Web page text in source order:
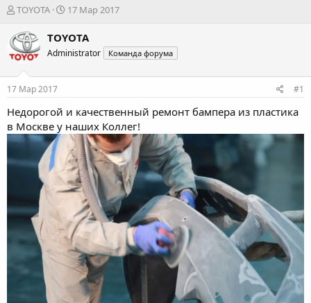
А
т
о
р
е
м
ы
TOYOTA
Д
т
н
л
17 Мар 2017
TOYOTA
Administrator Команда форума
17 Мар 2017 #1
Недорогой и качественный ремонт бампера из пластика
в Москве у наших Коллег!